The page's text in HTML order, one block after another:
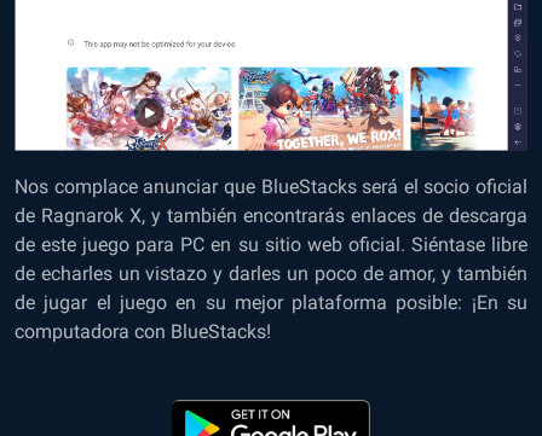
Nos complace anunciar que BlueStacks será el socio oficial
de Ragnarok X, y también encontrarás enlaces de descarga
de este juego para PC en su sitio web oficial. Siéntase libre
de echarles un vistazo y darles un poco de amor, y también
de jugar el juego en su mejor plataforma posible: ¡En su
computadora con BlueStacks!